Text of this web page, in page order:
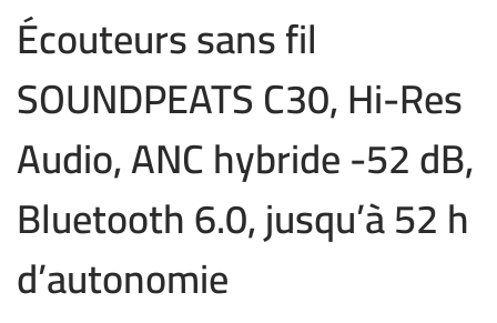
Écouteurs sans fil
SOUNDPEATS C30, Hi-Res
Audio, ANC hybride -52 dB,
Bluetooth 6.0, jusqu’à 52 h
d’autonomie